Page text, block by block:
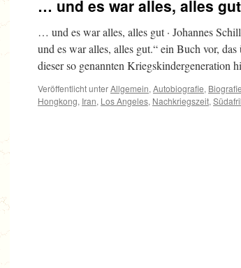
… und es war alles, alles gut
… und es war alles, alles gut · Johannes
und es war alles, alles gut.“ ein Buch vor,
dieser so genannten Kriegskindergeneration
Veröffentlicht unterAllgemein, Autobiografie, Biografie
Hongkong, Iran, Los Angeles, Nachkriegszeit,